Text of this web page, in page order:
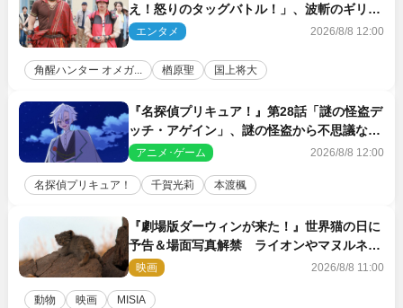
え！怒りのタッグバトル！」、波斬のギリコ
がハンターバトルを挑んできた！
エンタメ 2026/8/8 12:00
角醒ハンター オメガ... 楢原聖 国上将大
『名探偵プリキュア！』第28話「謎の怪盗デ
ッチ・アゲイン」、謎の怪盗から不思議な予
告状が届く
アニメ･ゲーム 2026/8/8 12:00
名探偵プリキュア！ 千賀光莉 本渡楓
『劇場版ダーウィンが来た！』世界猫の日に
予告＆場面写真解禁 ライオンやマヌルネコ
の赤ちゃんが大集合
映画 2026/8/8 11:00
動物 映画 MISIA